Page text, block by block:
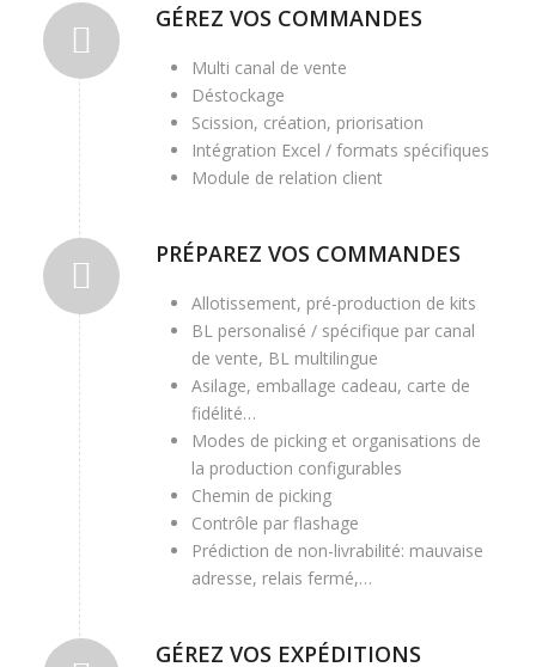
GÉREZ VOS COMMANDES
Multi canal de vente
Déstockage
Scission, création, priorisation
Intégration Excel / formats spécifiques
Module de relation client
PRÉPAREZ VOS COMMANDES
Allotissement, pré-production de kits
BL personalisé / spécifique par canal
de vente, BL multilingue
Asilage, emballage cadeau, carte de
fidélité…
Modes de picking et organisations de
la production configurables
Chemin de picking
Contrôle par flashage
Prédiction de non-livrabilité: mauvaise
adresse, relais fermé,…
GÉREZ VOS EXPÉDITIONS